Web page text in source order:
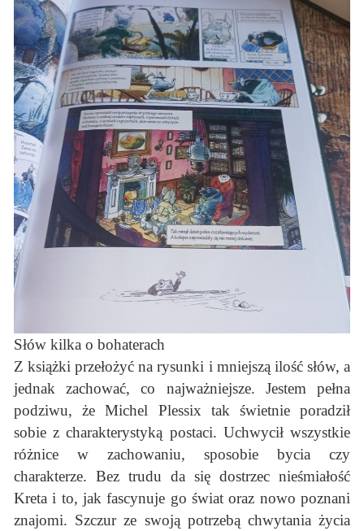
Słów kilka o bohaterach
Z książki przełożyć na rysunki i mniejszą ilość słów, a
jednak zachować, co najważniejsze. Jestem pełna
podziwu, że Michel Plessix tak świetnie poradził
sobie z charakterystyką postaci. Uchwycił wszystkie
różnice w zachowaniu, sposobie bycia czy
charakterze. Bez trudu da się dostrzec nieśmiałość
Kreta i to, jak fascynuje go świat oraz nowo poznani
znajomi. Szczur ze swoją potrzebą chwytania życia